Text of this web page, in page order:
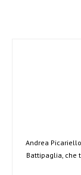
Andrea
Battipaglia, che